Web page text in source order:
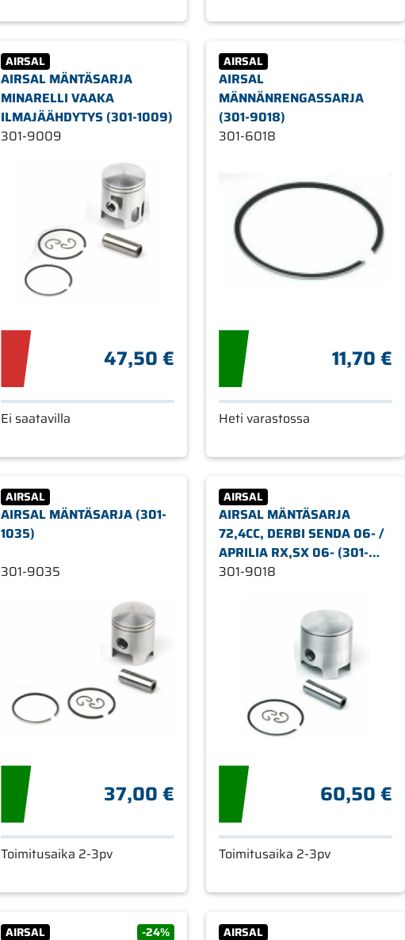
AIRSAL
AIRSAL MÄNTÄSARJA
MINARELLI VAAKA
ILMAJÄÄHDYTYS (301-1009)
301-9009
47,50 €
Ei saatavilla
AIRSAL
AIRSAL
MÄNNÄNRENGASSARJA
(301-9018)
301-6018
11,70 €
Heti varastossa
AIRSAL
AIRSAL MÄNTÄSARJA (301-
1035)
301-9035
37,00 €
Toimitusaika 2-3pv
AIRSAL
AIRSAL MÄNTÄSARJA
72,4CC, DERBI SENDA 06- /
APRILIA RX,SX 06- (301-
1018)
301-9018
60,50 €
Toimitusaika 2-3pv
AIRSAL -24% AIRSAL